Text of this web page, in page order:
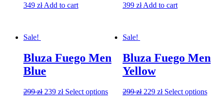
349 zł Add to cart 399 zł Add to cart
Sale!
Bluza Fuego Men
Blue
299zł 239 zł Select options
Sale!
Bluza Fuego Men
Yellow
299zł 229 zł Select options